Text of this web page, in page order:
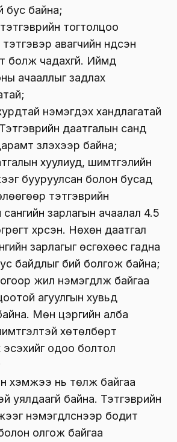
бус байна;
тогтолцоо
авагчийн үндсэн
болж чадахгүй. Иймд
ачааллыг задлах
нэмэгдэх хандлагатай
даатгалын санд
үзүүлэхээр байна;
хуулиуд, шимтгэлийн
бууруулсан болон бусад
тэтгэврийн
зарлагын ачаалал 4.5
хүрсэн. Нөхөн даатгал
зарлагыг өсгөхөөс гадна
байдлыг бий болгож байна;
жил нэмэгдүүлж байгаа
агуулгын хувьд
Мөн цэргийн алба
хөтөлбөрт
эсэхийг одоо болтол
хэмжээ нь төлж байгаа
уялдаагүй байна. Тэтгэврийн
нэмэгдүүлснээр бодит
олгож байгаа